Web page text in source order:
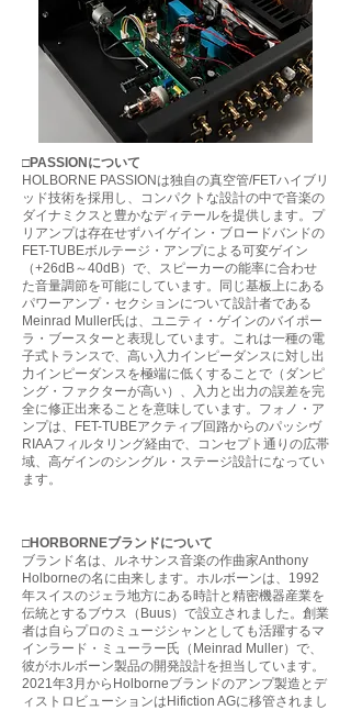
□PASSIONについて
HOLBORNE PASSIONは独自の真空管/FETハイブリ
ッド技術を採用し、コンパクトな設計の中で音楽の
ダイナミクスと豊かなディテールを提供します。プ
リアンプは存在せずハイゲイン・ブロードバンドの
FET-TUBEボルテージ・アンプによる可変ゲイン
（+26dB～40dB）で、スピーカーの能率に合わせ
た音量調節を可能にしています。同じ基板上にある
パワーアンプ・セクションについて設計者である
Meinrad Muller氏は、ユニティ・ゲインのバイポー
ラ・ブースターと表現しています。これは一種の電
子式トランスで、高い入力インピーダンスに対し出
力インピーダンスを極端に低くすることで（ダンピ
ング・ファクターが高い）、入力と出力の誤差を完
全に修正出来ることを意味しています。フォノ・ア
ンプは、FET-TUBEアクティブ回路からのパッシヴ
RIAAフィルタリング経由で、コンセプト通りの広帯
域、高ゲインのシングル・ステージ設計になってい
ます。
□HORBORNEブランドについて
ブランド名は、ルネサンス音楽の作曲家Anthony
Holborneの名に由来します。ホルボーンは、1992
年スイスのジェラ地方にある時計と精密機器産業を
伝統とするブウス（Buus）で設立されました。創業
者は自らプロのミュージシャンとしても活躍するマ
インラード・ミューラー氏（Meinrad Muller）で、
彼がホルボーン製品の開発設計を担当しています。
2021年3月からHolborneブランドのアンプ製造とデ
ィストロビューションはHifiction AGに移管されまし